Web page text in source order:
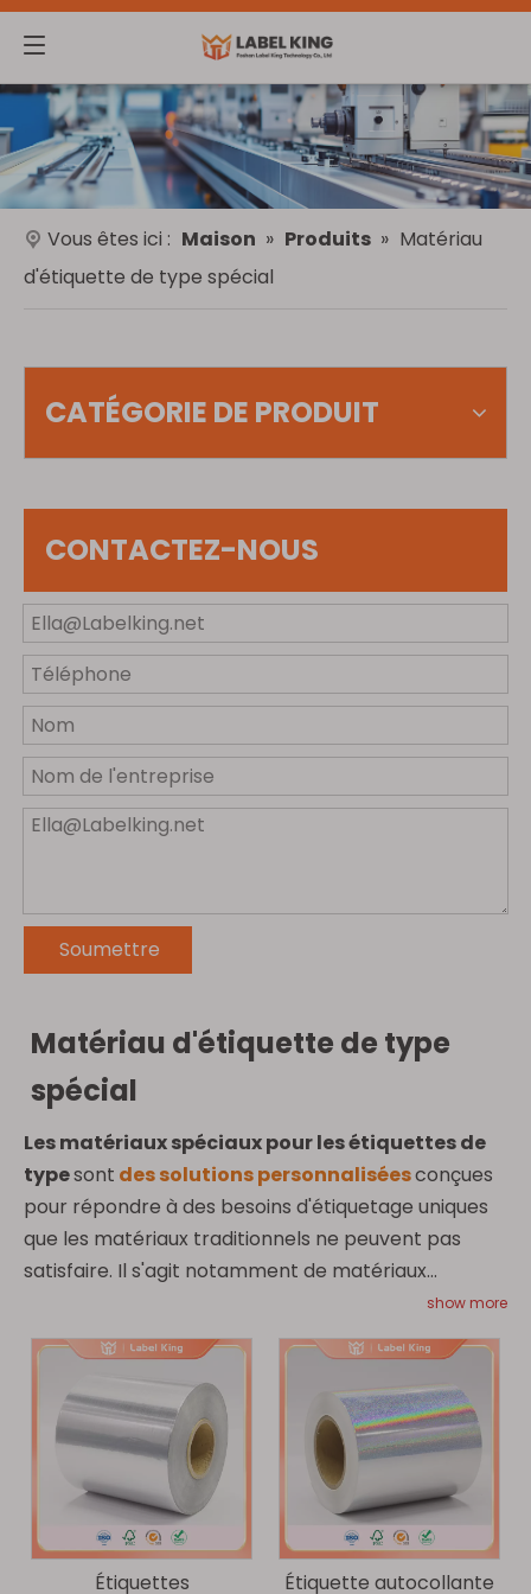
Vous êtes ici : Maison » Produits » Matériau
d'étiquette de type spécial
CATÉGORIE DE PRODUIT
CONTACTEZ-NOUS
Soumettre
Matériau d'étiquette de type
spécial
Les matériaux spéciaux pour les étiquettes de
typesont des solutions personnaliséesconçues
pour répondre à des besoins d'étiquetage uniques
que les matériaux traditionnels ne peuvent pas
satisfaire. Il s'agit notamment de matériaux
destinés à des conditions extrêmes, tels quedes
étiquettes résistantes à la chaleur,
imperméables ou inviolables.
Les étiquettes de
type spécialsont parfaites pour
des secteurs
commel'automobile, les produits
pharmaceutiques et l'électronique, où les
matériaux standard peuvent ne pas offrir la
durabilité ou la fonctionnalité requise.LabelKing
propose une large gamme dematériaux
show more
Étiquettes
Étiquette autocollante